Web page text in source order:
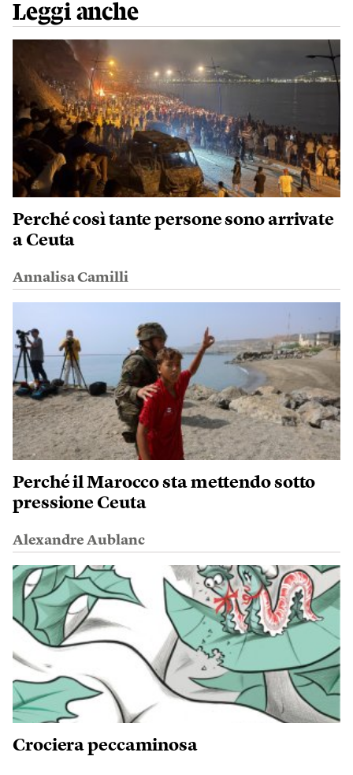
Leggi anche
Perché così tante persone sono arrivate
a Ceuta
Annalisa Camilli
Perché il Marocco sta mettendo sotto
pressione Ceuta
Alexandre Aublanc
Crociera peccaminosa